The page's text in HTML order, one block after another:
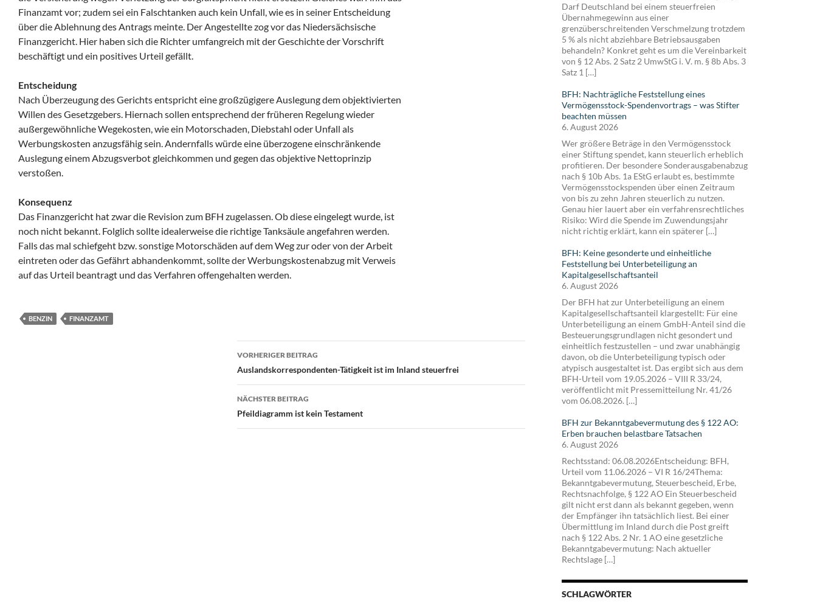
Finanzamt vor; zudem sei ein Falschtanken auch kein Unfall, wie es in seiner Entscheidung
über die Ablehnung des Antrags meinte. Der Angestellte zog vor das Niedersächsische
Finanzgericht. Hier haben sich die Richter umfangreich mit der Geschichte der Vorschrift
beschäftigt und ein positives Urteil gefällt.
Entscheidung
Nach Überzeugung des Gerichts entspricht eine großzügigere Auslegung dem objektivierten
Willen des Gesetzgebers. Hiernach sollen entsprechend der früheren Regelung wieder
außergewöhnliche Wegekosten, wie ein Motorschaden, Diebstahl oder Unfall als
Werbungskosten anzugsfähig sein. Andernfalls würde eine überzogene einschränkende
Auslegung einem Abzugsverbot gleichkommen und gegen das objektive Nettoprinzip
verstoßen.
Konsequenz
Das Finanzgericht hat zwar die Revision zum BFH zugelassen. Ob diese eingelegt wurde, ist
noch nicht bekannt. Folglich sollte idealerweise die richtige Tanksäule angefahren werden.
Falls das mal schiefgeht bzw. sonstige Motorschäden auf dem Weg zur oder von der Arbeit
eintreten oder das Gefährt abhandenkommt, sollte der Werbungskostenabzug mit Verweis
auf das Urteil beantragt und das Verfahren offengehalten werden.
BENZIN FINANZAMT
Beitragsnavigation
VORHERIGER BEITRAG
Auslandskorrespondenten-Tätigkeit ist im Inland steuerfrei
NÄCHSTER BEITRAG
Pfeildiagramm ist kein Testament
Darf Deutschland bei einem steuerfreien
Übernahmegewinn aus einer
grenzüberschreitenden Verschmelzung trotzdem
5 % als nicht abziehbare Betriebsausgaben
behandeln? Konkret geht es um die Vereinbarkeit
von § 12 Abs. 2 Satz 2 UmwStG i. V. m. § 8b Abs. 3
Satz 1 […]
BFH: Nachträgliche Feststellung eines
Vermögensstock-Spendenvortrags – was Stifter
beachten müssen
6. August 2026
Wer größere Beträge in den Vermögensstock
einer Stiftung spendet, kann steuerlich erheblich
profitieren. Der besondere Sonderausgabenabzug
nach § 10b Abs. 1a EStG erlaubt es, bestimmte
Vermögensstockspenden über einen Zeitraum
von bis zu zehn Jahren steuerlich zu nutzen.
Genau hier lauert aber ein verfahrensrechtliches
Risiko: Wird die Spende im Zuwendungsjahr
nicht richtig erklärt, kann ein späterer […]
BFH: Keine gesonderte und einheitliche
Feststellung bei Unterbeteiligung an
Kapitalgesellschaftsanteil
6. August 2026
Der BFH hat zur Unterbeteiligung an einem
Kapitalgesellschaftsanteil klargestellt: Für eine
Unterbeteiligung an einem GmbH-Anteil sind die
Besteuerungsgrundlagen nicht gesondert und
einheitlich festzustellen – und zwar unabhängig
davon, ob die Unterbeteiligung typisch oder
atypisch ausgestaltet ist. Das ergibt sich aus dem
BFH-Urteil vom 19.05.2026 – VIII R 33/24,
veröffentlicht mit Pressemitteilung Nr. 41/26
vom 06.08.2026. […]
BFH zur Bekanntgabevermutung des § 122 AO:
Erben brauchen belastbare Tatsachen
6. August 2026
Rechtsstand: 06.08.2026Entscheidung: BFH,
Urteil vom 11.06.2026 – VI R 16/24Thema:
Bekanntgabevermutung, Steuerbescheid, Erbe,
Rechtsnachfolge, § 122 AO Ein Steuerbescheid
gilt nicht erst dann als bekannt gegeben, wenn
der Empfänger ihn tatsächlich liest. Bei einer
Übermittlung im Inland durch die Post greift
nach § 122 Abs. 2 Nr. 1 AO eine gesetzliche
Bekanntgabevermutung: Nach aktueller
Rechtslage […]
SCHLAGWÖRTER